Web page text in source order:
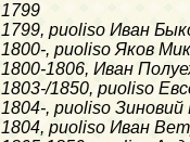
1799
1799, puoliso Иван
1800-, puoliso Яков
1800-1806, Иван
1803-/1850, puoliso
1804-, puoliso
1804, puoliso Иван